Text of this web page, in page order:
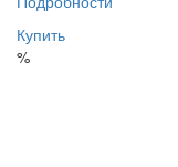
Купить
%